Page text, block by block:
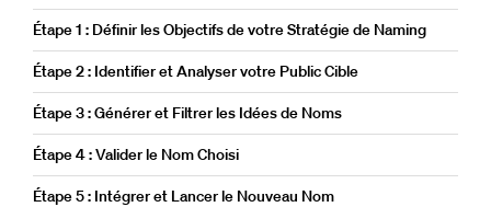
Étape 1 : Définir les Objectifs de votre Stratégie de Naming
Étape 2 : Identifier et Analyser votre Public Cible
Étape 3 : Générer et Filtrer les Idées de Noms
Étape 4 : Valider le Nom Choisi
Étape 5 : Intégrer et Lancer le Nouveau Nom